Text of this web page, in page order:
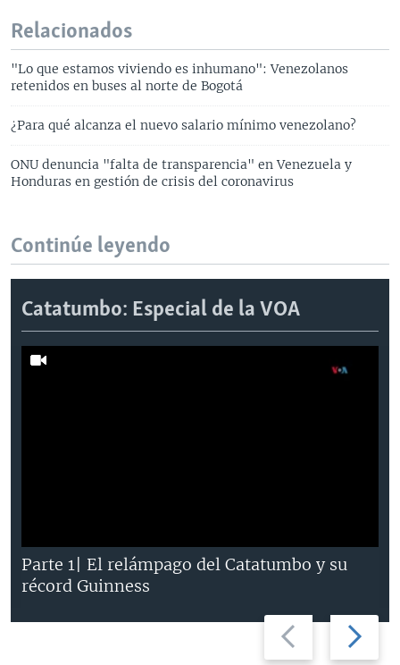
Relacionados
"Lo que estamos viviendo es inhumano": Venezolanos
retenidos en buses al norte de Bogotá
¿Para qué alcanza el nuevo salario mínimo venezolano?
ONU denuncia "falta de transparencia" en Venezuela y
Honduras en gestión de crisis del coronavirus
Continúe leyendo
Catatumbo: Especial de la VOA
Previous
slide
Next
slide
Parte 1| El relámpago del Catatumbo y su
récord Guinness